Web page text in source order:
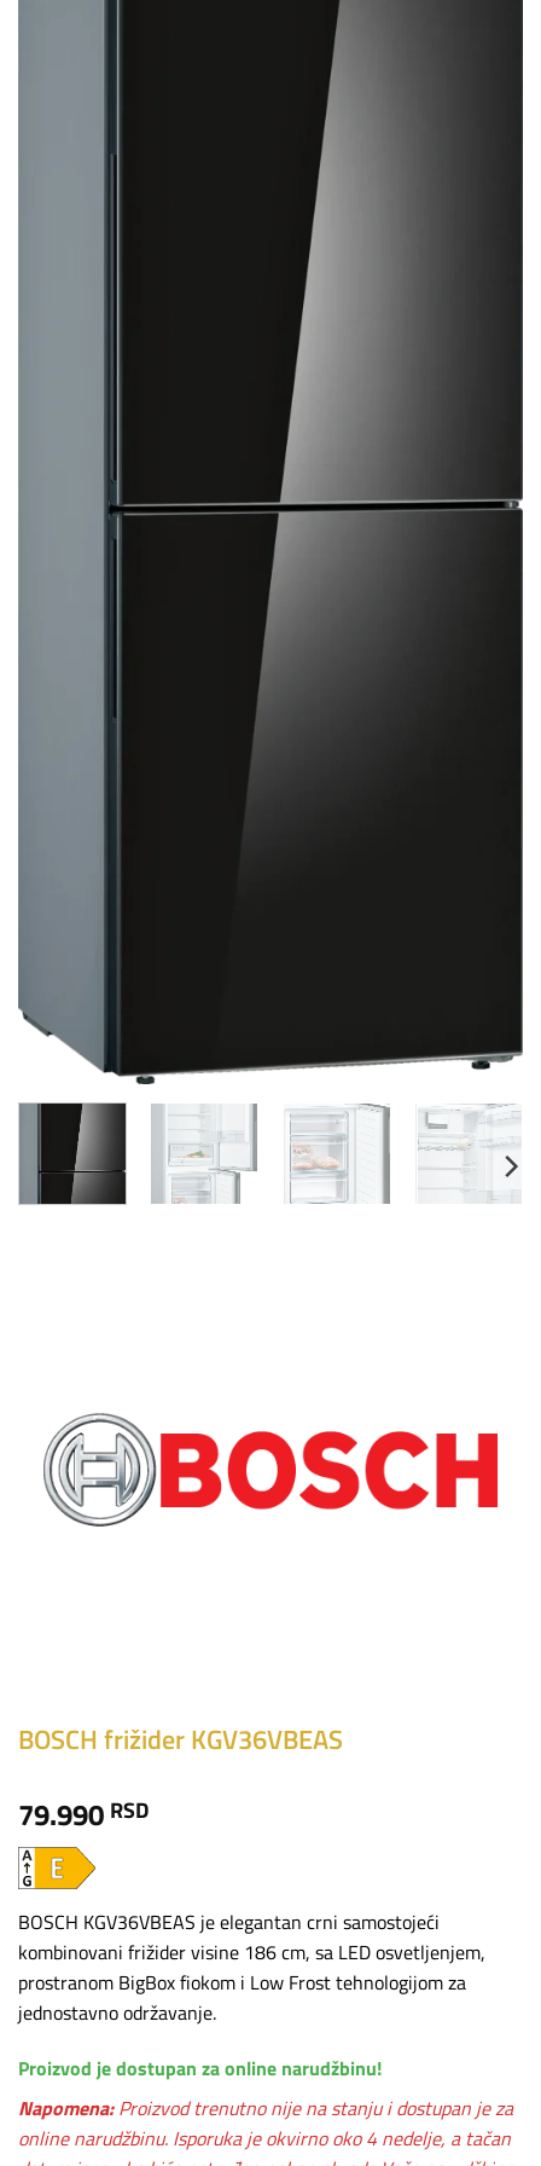
BOSCH frižider KGV36VBEAS
79.990 RSD
BOSCH KGV36VBEAS je elegantan crni samostojeći
kombinovani frižider visine 186 cm, sa LED osvetljenjem,
prostranom BigBox fiokom i Low Frost tehnologijom za
jednostavno održavanje.
Proizvod je dostupan za online narudžbinu!
Napomena: Proizvod trenutno nije na stanju i dostupan je za
online narudžbinu. Isporuka je okvirno oko 4 nedelje, a tačan